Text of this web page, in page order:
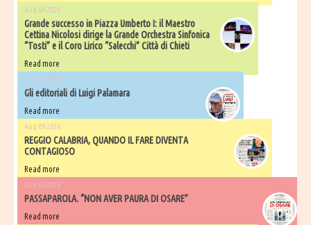
Aug 09 2026
Grande successo in Piazza Umberto I: il Maestro
Cettina Nicolosi dirige la Grande Orchestra Sinfonica
“Tosti” e il Coro Lirico “Salecchi” Città di Chieti
Read more
Aug 09 2026
Gli editoriali di Luigi Palamara
Read more
Aug 09 2026
REGGIO CALABRIA, QUANDO IL FARE DIVENTA
CONTAGIOSO
Read more
Aug 09 2026
PASSAPAROLA. “NON AVER PAURA DI OSARE”
Read more